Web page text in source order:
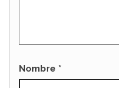
Nombre *